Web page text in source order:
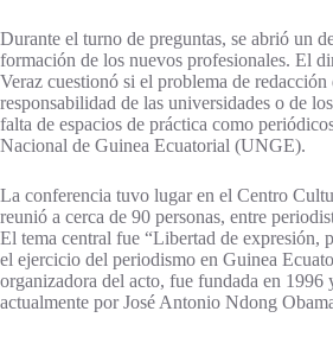
Durante el turno de preguntas, se abrió un
formación de los nuevos profesionales. El
Veraz cuestionó si el problema de redacción
responsabilidad de las universidades o de
falta de espacios de práctica como
Nacional de Guinea Ecuatorial (UNGE).
La conferencia tuvo lugar en el Centro
reunió a cerca de 90 personas, entre
El tema central fue “Libertad de expresión,
el ejercicio del periodismo en Guinea
organizadora del acto, fue fundada en 1996
actualmente por José Antonio Ndong